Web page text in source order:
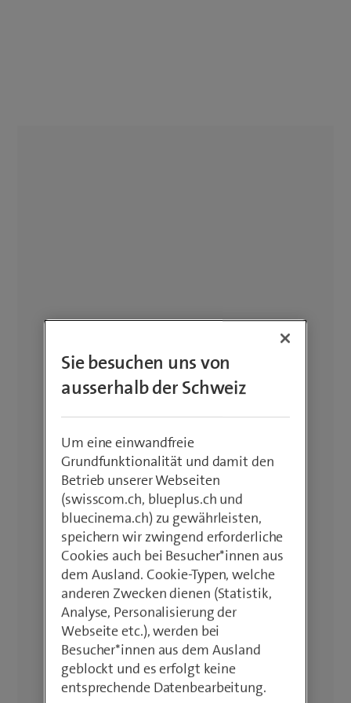
Sie besuchen uns von
ausserhalb der Schweiz
Um eine einwandfreie
Grundfunktionalität und damit den
Betrieb unserer Webseiten
(swisscom.ch, blueplus.ch und
bluecinema.ch) zu gewährleisten,
speichern wir zwingend erforderliche
Cookies auch bei Besucher*innen aus
dem Ausland. Cookie-Typen, welche
anderen Zwecken dienen (Statistik,
Analyse, Personalisierung der
Webseite etc.), werden bei
Besucher*innen aus dem Ausland
geblockt und es erfolgt keine
entsprechende Datenbearbeitung.